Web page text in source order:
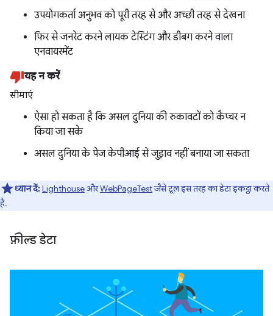
उपयोगकर्ता अनुभव को पूरी तरह से और अच्छी तरह से देखना
फिर से जनरेट करने लायक टेस्टिंग और डीबग करने वाला
एनवायरमेंट
यह न करें
सीमाएं
ऐसा हो सकता है कि असल दुनिया की रुकावटों को कैप्चर न
किया जा सके
असल दुनिया के पेज केपीआई से जुड़ाव नहीं बनाया जा सकता
ध्यान दें:LighthouseऔरWebPageTestजैसे टूल इस तरह का डेटा इकट्ठा करते
हैं.
फ़ील्ड डेटा